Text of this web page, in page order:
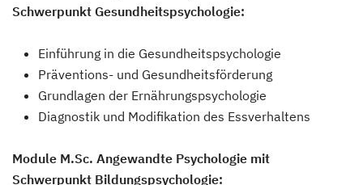
Schwerpunkt Gesundheitspsychologie:
Einführung in die Gesundheitspsychologie
Präventions- und Gesundheitsförderung
Grundlagen der Ernährungspsychologie
Diagnostik und Modifikation des Essverhaltens
Module M.Sc. Angewandte Psychologie mit
Schwerpunkt Bildungspsychologie: